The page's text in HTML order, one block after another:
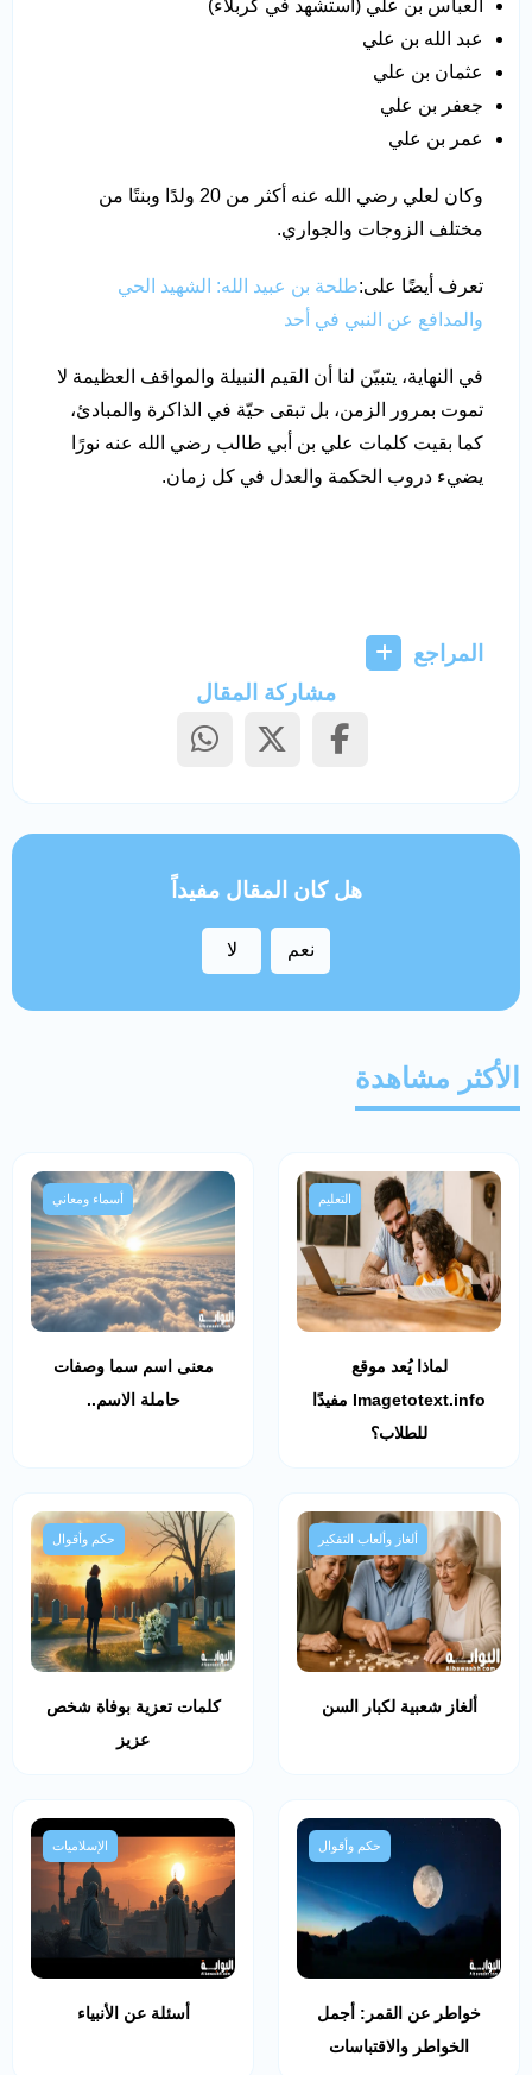
العباس بن علي (استشهد في كربلاء)
عبد الله بن علي
عثمان بن علي
جعفر بن علي
عمر بن علي
وكان لعلي رضي الله عنه أكثر من 20 ولدًا وبنتًا من
مختلف الزوجات والجواري.
تعرف أيضًا على:طلحة بن عبيد الله: الشهيد الحي
والمدافع عن النبي في أحد
في النهاية، يتبيّن لنا أن القيم النبيلة والمواقف العظيمة لا
تموت بمرور الزمن، بل تبقى حيّة في الذاكرة والمبادئ،
كما بقيت كلمات علي بن أبي طالب رضي الله عنه نورًا
يضيء دروب الحكمة والعدل في كل زمان.
المراجع
مشاركة المقال
هل كان المقال مفيداً
نعم لا
الأكثر مشاهدة
التعليم
لماذا يُعد موقع
Imagetotext.info مفيدًا
للطلاب؟
أسماء ومعاني
معنى اسم سما وصفات
حاملة الاسم..
ألغاز وألعاب التفكير
ألغاز شعبية لكبار السن
حكم وأقوال
كلمات تعزية بوفاة شخص
عزيز
حكم وأقوال
خواطر عن القمر: أجمل
الخواطر والاقتباسات
الإسلاميات
أسئلة عن الأنبياء